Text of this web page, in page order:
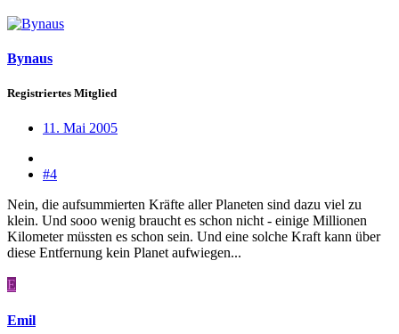
Bynaus
Registriertes Mitglied
11. Mai 2005
#4
Nein, die aufsummierten Kräfte aller Planeten sind dazu viel zu
klein. Und sooo wenig braucht es schon nicht - einige Millionen
Kilometer müssten es schon sein. Und eine solche Kraft kann über
diese Entfernung kein Planet aufwiegen...
E
Emil